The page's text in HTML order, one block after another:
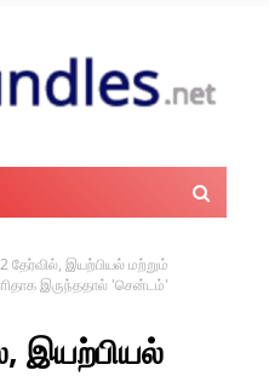
தேர்வில், இயற்பியல் மற்றும்
இருந்ததால் 'சென்டம்'
இயற்பியல்